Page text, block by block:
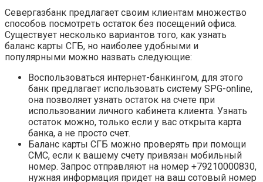
Севергазбанк предлагает своим клиентам множество
способов посмотреть остаток без посещений офиса.
Существует несколько вариантов того, как узнать
баланс карты СГБ, но наиболее удобными и
популярными можно назвать следующие:
Воспользоваться интернет-банкингом, для этого
банк предлагает использовать систему SPG-online,
она позволяет узнать остаток на счете при
использовании личного кабинета клиента. Узнать
остаток можно, только если у вас открыта карта
банка, а не просто счет.
Баланс карты СГБ можно проверять при помощи
СМС, если к вашему счету привязан мобильный
номер. Запрос отправляют на номер +79210000830,
нужная информация придет на ваш сотовый номер